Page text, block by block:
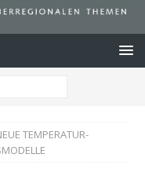
TEMPERATUR-